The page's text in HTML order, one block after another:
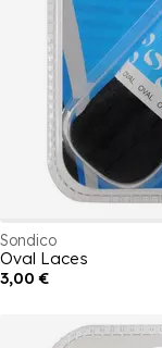
Sondico
Oval Laces
3,00 €